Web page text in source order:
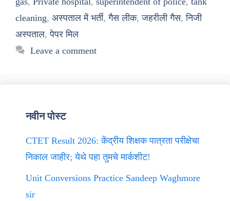
cleaning, अस्पताल में भर्ती,गैस लीक,जहरीली गैस,निजी
अस्पताल,पेपर मिल
Leave a comment
नवीन पोस्ट
CTET Result 2026: केंद्रीय शिक्षक पात्रता परीक्षेचा
निकाल जाहीर; येथे पहा तुमचे मार्कशीट!
Unit Conversions Practice Sandeep Waghmore
sir